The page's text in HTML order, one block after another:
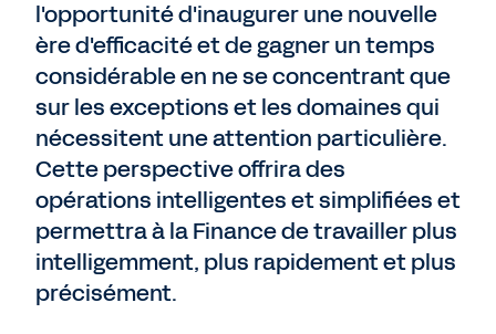
l'opportunité d'inaugurer une nouvelle
ère d'efficacité et de gagner un temps
considérable en ne se concentrant que
sur les exceptions et les domaines qui
nécessitent une attention particulière.
Cette perspective offrira des
opérations intelligentes et simplifiées et
permettra à la Finance de travailler plus
intelligemment, plus rapidement et plus
précisément.